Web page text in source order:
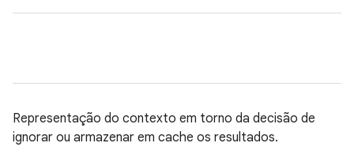
Representação do contexto em torno da decisão de
ignorar ou armazenar em cache os resultados.